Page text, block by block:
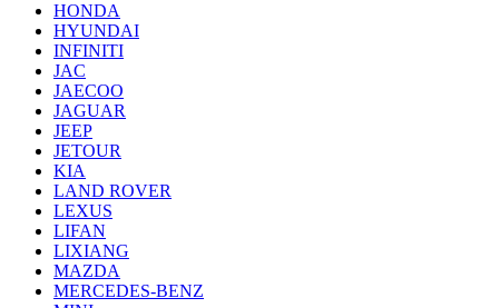
HONDA
HYUNDAI
INFINITI
JAC
JAECOO
JAGUAR
JEEP
JETOUR
KIA
LAND ROVER
LEXUS
LIFAN
LIXIANG
MAZDA
MERCEDES-BENZ